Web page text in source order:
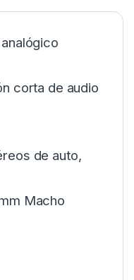
corta de audio
de auto,
Macho